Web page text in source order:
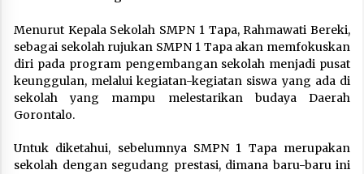
Menurut Kepala Sekolah SMPN 1 Tapa, Rahmawati Bereki,
sebagai sekolah rujukan SMPN 1 Tapa akan memfokuskan
diri pada program pengembangan sekolah menjadi pusat
keunggulan, melalui kegiatan-kegiatan siswa yang ada di
sekolah yang mampu melestarikan budaya Daerah
Gorontalo.
Untuk diketahui, sebelumnya SMPN 1 Tapa merupakan
sekolah dengan segudang prestasi, dimana baru-baru ini